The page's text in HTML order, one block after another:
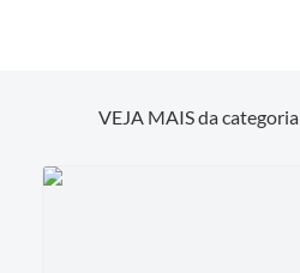
VEJA MAIS da categoria